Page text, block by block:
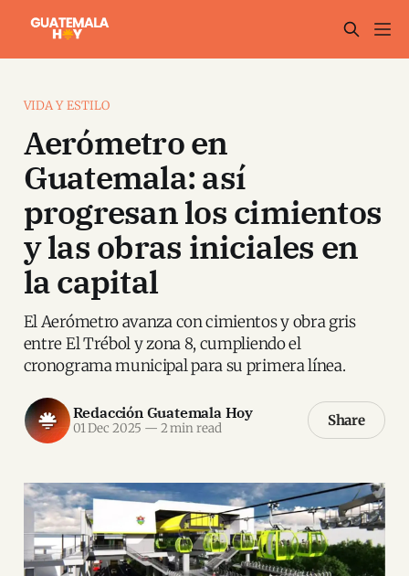
VIDA Y ESTILO
Aerómetro en
Guatemala: así
progresan los cimientos
y las obras iniciales en
la capital
El Aerómetro avanza con cimientos y obra gris
entre El Trébol y zona 8, cumpliendo el
cronograma municipal para su primera línea.
Redacción Guatemala Hoy
01 Dec 2025 — 2 min read Share